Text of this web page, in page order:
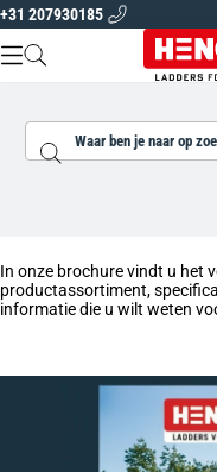
Overslaan naar inhoud
+31 207930185
OVER HENCHMAN
NL |EUR
Zoeken...
In onze brochure vindt u het
productassortiment,
informatie die u wilt weten